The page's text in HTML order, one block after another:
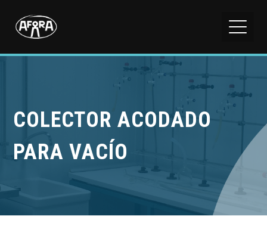
COLECTOR ACODADO
PARA VACÍO